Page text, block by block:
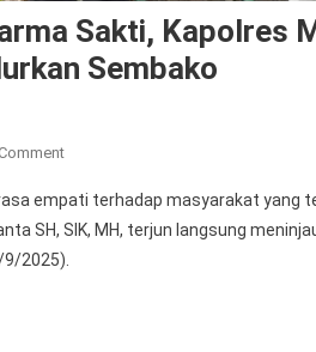
Sakti, Kapolres
Sembako
On
Korban
Banjir
Di
empati terhadap masyarakat yang
SH, SIK, MH, terjun langsung
2025).